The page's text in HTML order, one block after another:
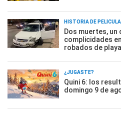
HISTORIA DE PELÍCULA
Dos muertes, un
complicidades
robados de
¿JUGASTE?
Quini 6: los
domingo 9 de